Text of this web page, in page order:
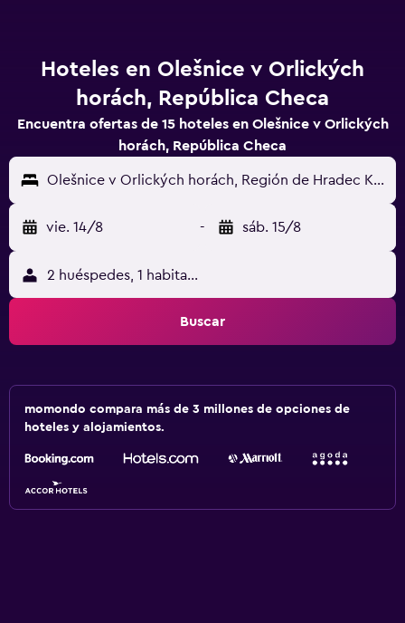
Hoteles en Olešnice v Orlických
horách, República Checa
Encuentra ofertas de 15 hoteles en Olešnice v Orlických
horách, República Checa
Olešnice v Orlických horách, Región de Hradec Králové, República Checa
vie. 14/8 - sáb. 15/8
2 huéspedes, 1 habitación
Buscar
momondo compara más de 3 millones de opciones de
hoteles y alojamientos.